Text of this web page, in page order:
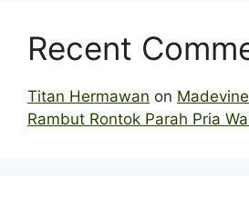
Recent
Titan Hermawan on
Rambut Rontok Parah Pria